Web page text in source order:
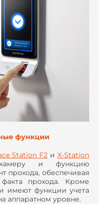
функции
Station F2 и X-Station
и функцию
прохода, обеспечивая
прохода. Кроме
имеют функции учета
аппаратном уровне.